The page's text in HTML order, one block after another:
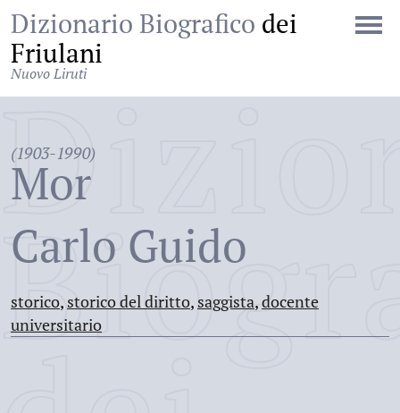
Dizionario Biografico dei
Friulani
Nuovo Liruti
(1903-1990)
Mor
Carlo Guido
storico, storico del diritto, saggista,docente
universitario